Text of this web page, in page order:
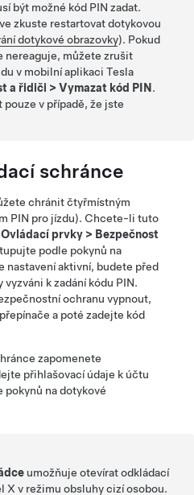
být možné kód PIN zadat.
zkuste restartovat dotykovou
dotykové obrazovky). Pokud
nereaguje, můžete zrušit
v mobilní aplikaci Tesla
a řidiči >Vymazat kód PIN .
pouze v případě, že jste
schránce
chránit čtyřmístným
PIN pro jízdu). Chcete-li tuto
Ovládací prvky > Bezpečnost
podle pokynů na
nastavení aktivní, budete před
k zadání kódu PIN.
ochranu vypnout,
a poté zadejte kód
zapomenete
přihlašovací údaje k účtu
pokynů na dotykové
umožňuje otevírat odkládací
X v režimu obsluhy cizí osobou.